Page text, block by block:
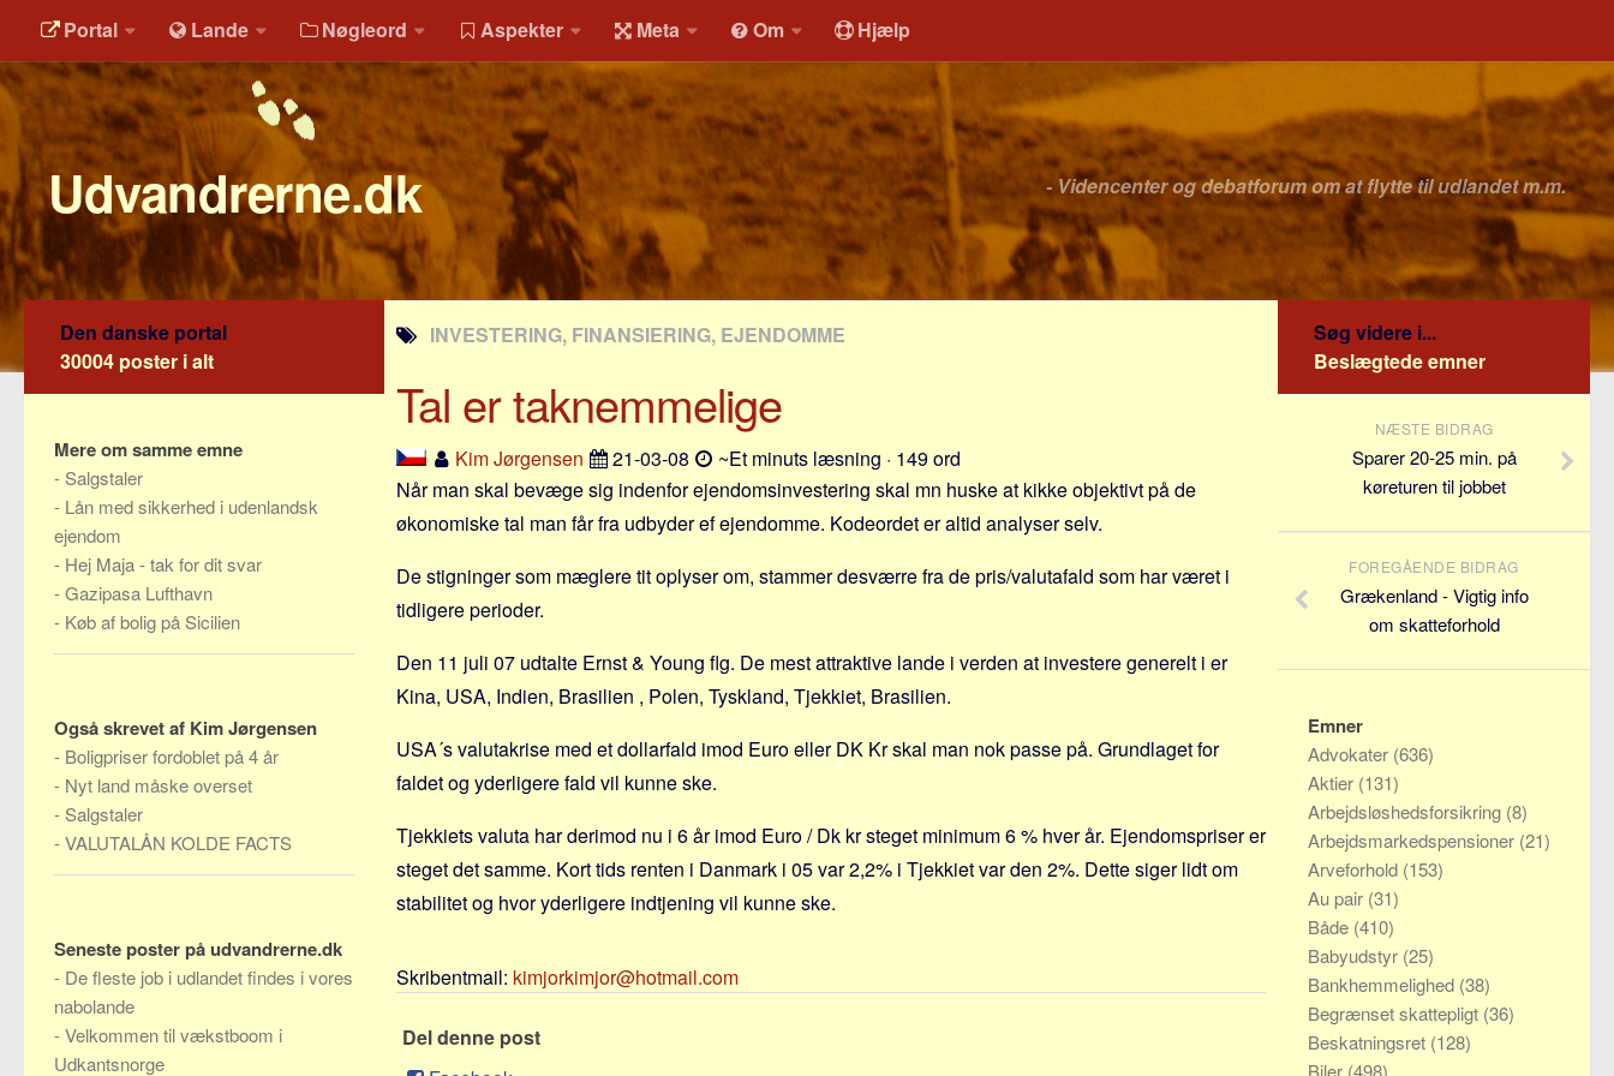
Portal Lande Nøgleord Aspekter Meta Om Hjælp
Udvandrerne.dk - Videncenter og debatforum om at flytte til udlandet m.m.
INVESTERING, FINANSIERING, EJENDOMME
Tal er taknemmelige
Kim Jørgensen 21-03-08
~Et minuts læsning · 149 ord
Når man skal bevæge sig indenfor ejendomsinvestering skal mn huske at kikke objektivt på de
økonomiske tal man får fra udbyder ef ejendomme. Kodeordet er altid analyser selv.
De stigninger som mæglere tit oplyser om, stammer desværre fra de pris/valutafald som har været i
tidligere perioder.
Den 11 juli 07 udtalte Ernst & Young flg. De mest attraktive lande i verden at investere generelt i er
Kina, USA, Indien, Brasilien , Polen, Tyskland, Tjekkiet, Brasilien.
USA´s valutakrise med et dollarfald imod Euro eller DK Kr skal man nok passe på. Grundlaget for
faldet og yderligere fald vil kunne ske.
Tjekkiets valuta har derimod nu i 6 år imod Euro / Dk kr steget minimum 6 % hver år. Ejendomspriser er
steget det samme. Kort tids renten i Danmark i 05 var 2,2% i Tjekkiet var den 2%. Dette siger lidt om
stabilitet og hvor yderligere indtjening vil kunne ske.
Skribentmail: kimjorkimjor@hotmail.com
Del denne post
Den danske portal
30004 poster i alt
Mere om samme emne
- Salgstaler
- Lån med sikkerhed i udenlandsk
ejendom
- Hej Maja - tak for dit svar
-Gazipasa Lufthavn
- Køb af bolig på Sicilien
Også skrevet af Kim Jørgensen
- Boligpriser fordoblet på 4 år
- Nyt land måske overset
- Salgstaler
-VALUTALÅN KOLDE FACTS
Seneste poster på udvandrerne.dk
- De fleste job i udlandet findes i vores
nabolande
-Velkommen til vækstboom i
Udkantsnorge
Søg videre i...
Beslægtede emner
NÆSTE BIDRAG
Sparer 20-25 min. på
køreturen til jobbet
FOREGÅENDE BIDRAG
Grækenland - Vigtig info
om skatteforhold
Emner
Advokater (636)
Aktier (131)
Arbejdsløshedsforsikring (8)
Arbejdsmarkedspensioner (21)
Arveforhold (153)
Au pair (31)
Både (410)
Babyudstyr (25)
Bankhemmelighed (38)
Begrænset skattepligt (36)
Beskatningsret (128)
Biler (498)